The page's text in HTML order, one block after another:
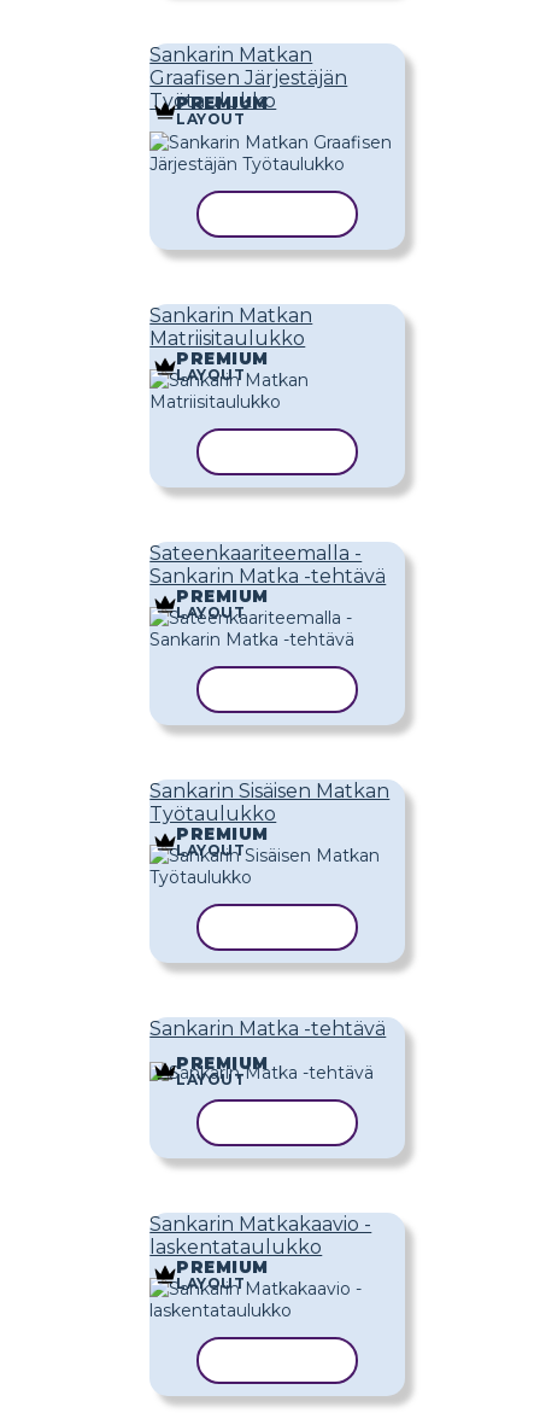
Sankarin Matkan
Graafisen Järjestäjän
Työtaulukko
PREMIUM
LAYOUT
Sankarin Matkan
Matriisitaulukko
PREMIUM
LAYOUT
Sateenkaariteemalla -
Sankarin Matka -tehtävä
PREMIUM
LAYOUT
Sankarin Sisäisen Matkan
Työtaulukko
PREMIUM
LAYOUT
Sankarin Matka -tehtävä
PREMIUM
LAYOUT
Sankarin Matkakaavio -
laskentataulukko
PREMIUM
LAYOUT